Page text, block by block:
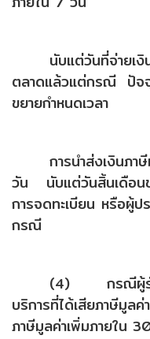
นับแต่วันที่จ่ายเ
ตลาดแล้วแต่กรณี ปัจจุ
ขยายกำหนดเวลา
การนำส่งเงินภ
วัน นับแต่วันสิ้นเดือนข
การจดทะเบียน หรือผู้ป
กรณี
(4) กรณีผู้รับโ
บริการที่ได้เสียภาษีมู
ภาษีมูลค่าเพิ่มภายใน